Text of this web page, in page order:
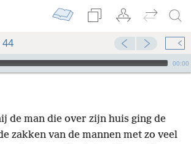
44
00:00
de man die over zijn huis ging de
zakken van de mannen met zo veel